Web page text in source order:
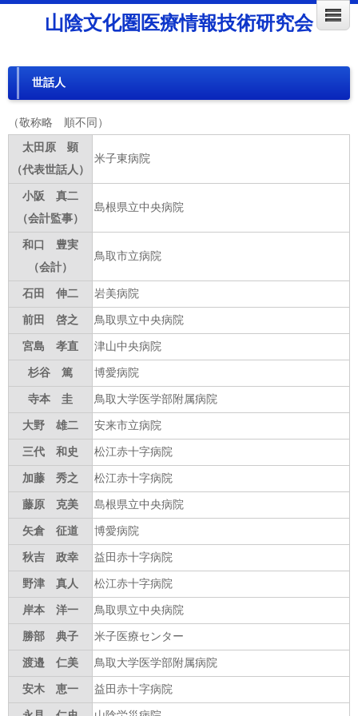
山陰文化圏医療情報技術研究会
世話人
（敬称略 順不同）
太田原 顕
（代表世話人）
米子東病院
小阪 真二
（会計監事）
島根県立中央病院
和口 豊実
（会計）
鳥取市立病院
石田 伸二 岩美病院
前田 啓之 鳥取県立中央病院
宮島 孝直 津山中央病院
杉谷 篤 博愛病院
寺本 圭 鳥取大学医学部附属病院
大野 雄二 安来市立病院
三代 和史 松江赤十字病院
加藤 秀之 松江赤十字病院
藤原 克美 島根県立中央病院
矢倉 征道 博愛病院
秋吉 政幸 益田赤十字病院
野津 真人 松江赤十字病院
岸本 洋一 鳥取県立中央病院
勝部 典子 米子医療センター
渡邉 仁美 鳥取大学医学部附属病院
安木 恵一 益田赤十字病院